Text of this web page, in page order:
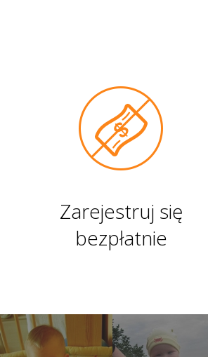
Zarejestruj się
bezpłatnie